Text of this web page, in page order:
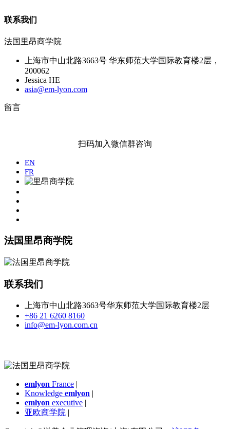
联系我们
法国里昂商学院
上海市中山北路3663号 华东师范大学国际教育楼2层，
200062
Jessica HE
asia@em-lyon.com
留言
扫码加入微信群咨询
EN
FR
法国里昂商学院
联系我们
上海市中山北路3663号华东师范大学国际教育楼2层
+86 21 6260 8160
info@em-lyon.com.cn
emlyon France |
Knowledge emlyon |
emlyon executive |
亚欧商学院 |